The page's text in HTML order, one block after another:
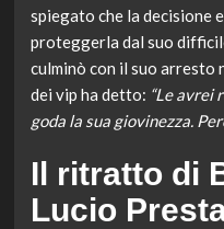
spiegato che la decisione
proteggerla dal suo
culminò con il suo arresto
dei vip ha detto: “Le avrei
goda la sua giovinezza.
Il ritratto di
Lucio